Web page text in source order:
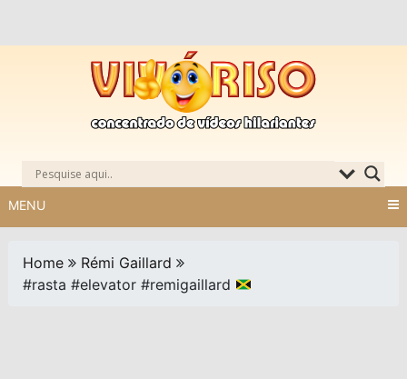
MENU
Home
Rémi Gaillard
#rasta #elevator #remigaillard